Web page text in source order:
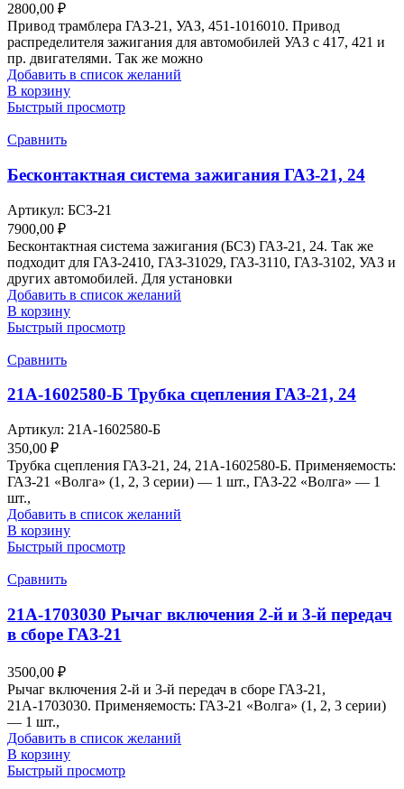
2800,00 ₽
Привод трамблера ГАЗ-21, УАЗ, 451-1016010. Привод
распределителя зажигания для автомобилей УАЗ с 417, 421 и
пр. двигателями. Так же можно
Добавить в список желаний
В корзину
Быстрый просмотр
Сравнить
Бесконтактная система зажигания ГАЗ-21, 24
Артикул: БСЗ-21
7900,00 ₽
Бесконтактная система зажигания (БСЗ) ГАЗ-21, 24. Так же
подходит для ГАЗ-2410, ГАЗ-31029, ГАЗ-3110, ГАЗ-3102, УАЗ и
других автомобилей. Для установки
Добавить в список желаний
В корзину
Быстрый просмотр
Сравнить
21А-1602580-Б Трубка сцепления ГАЗ-21, 24
Артикул: 21А-1602580-Б
350,00 ₽
Трубка сцепления ГАЗ-21, 24, 21А-1602580-Б. Применяемость:
ГАЗ-21 «Волга» (1, 2, 3 серии) — 1 шт., ГАЗ-22 «Волга» — 1
шт.,
Добавить в список желаний
В корзину
Быстрый просмотр
Сравнить
21А-1703030 Рычаг включения 2-й и 3-й передач
в сборе ГАЗ-21
3500,00 ₽
Рычаг включения 2-й и 3-й передач в сборе ГАЗ-21,
21А-1703030. Применяемость: ГАЗ-21 «Волга» (1, 2, 3 серии)
— 1 шт.,
Добавить в список желаний
В корзину
Быстрый просмотр